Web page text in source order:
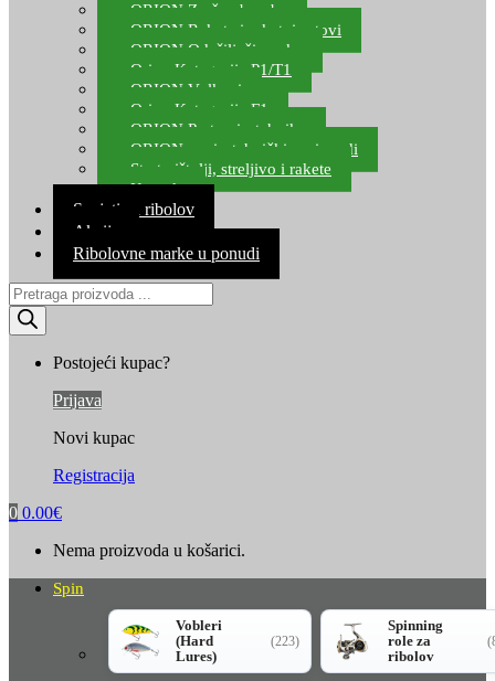
ORION Zračne bombe
ORION Rakete i raketni setovi
ORION Odašiljači zvuka
Orion Kategorija P1/T1
ORION Vulkani
Orion Kategorija F1
ORION Party pirotehnika
ORION nepirotehnički proizvodi
Start pištolji, streljivo i rakete
Kontakt
Savjeti za ribolov
Akcija
Ribolovne marke u ponudi
Products
search
Postojeći kupac?
Prijava
Novi kupac
Registracija
0 0.00€
Nema proizvoda u košarici.
Spin
Vobleri
(Hard
Lures)
(223)
Spinning
role za
ribolov